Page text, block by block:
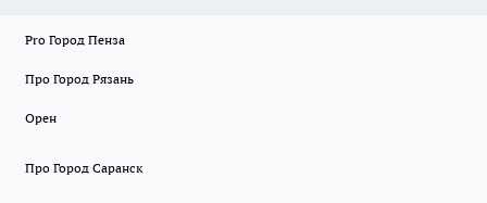
Pro Город Пенза
Про Город Рязань
Орен
Про Город Саранск